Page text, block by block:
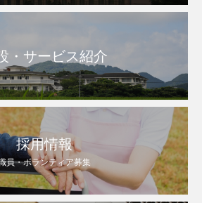
・サービス紹介
採用情報
員・ボランティア募集